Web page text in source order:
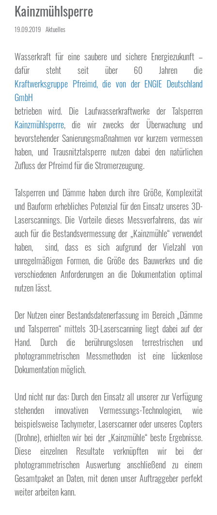
Kainzmühlsperre
19.09.2019 Aktuelles
Wasserkraft für eine saubere und sichere Energiezukunft –
dafür steht seit über 60 Jahren die
Kraftwerksgruppe Pfreimd, die von der ENGIE Deutschland
GmbH
betrieben wird. Die Laufwasserkraftwerke der Talsperren
Kainzmühlsperre, die wir zwecks der Überwachung und
bevorstehender Sanierungsmaßnahmen vor kurzem vermessen
haben, und Trausnitztalsperre nutzen dabei den natürlichen
Zufluss der Pfreimd für die Stromerzeugung.
Talsperren und Dämme haben durch ihre Größe, Komplexität
und Bauform erhebliches Potenzial für den Einsatz unseres 3D-
Laserscannings. Die Vorteile dieses Messverfahrens, das wir
auch für die Bestandsvermessung der „Kainzmühle“ verwendet
haben, sind, dass es sich aufgrund der Vielzahl von
unregelmäßigen Formen, die Größe des Bauwerkes und die
verschiedenen Anforderungen an die Dokumentation optimal
nutzen lässt.
Der Nutzen einer Bestandsdatenerfassung im Bereich „Dämme
und Talsperren“ mittels 3D-Laserscanning liegt dabei auf der
Hand. Durch die berührungslosen terrestrischen und
photogrammetrischen Messmethoden ist eine lückenlose
Dokumentation möglich.
Und nicht nur das: Durch den Einsatz all unserer zur Verfügung
stehenden innovativen Vermessungs-Technologien, wie
beispielsweise Tachymeter, Laserscanner oder unseres Copters
(Drohne), erhielten wir bei der „Kainzmühle“ beste Ergebnisse.
Diese einzelnen Resultate verknüpften wir bei der
photogrammetrischen Auswertung anschließend zu einem
Gesamtpaket an Daten, mit denen unser Auftraggeber perfekt
weiter arbeiten kann.